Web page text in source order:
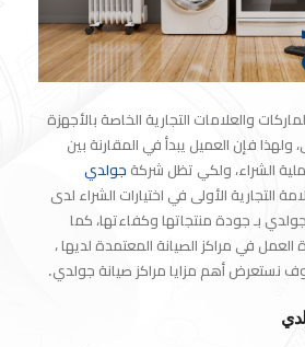
والعلامات التجارية الخاصة بالأجهزة
ولهذا فإن العميل يبدأ في المقارنة بين
الشراء، ولكي تظل شركة جولدي
التجارية الأولى في اختيارات الشراء لدى
بـ جودة منتجاتها وكفاءتها، كما
في مراكز الصيانة المعتمدة لديها ،
نستعرض أهم مزايا مراكز صيانة جولدي.